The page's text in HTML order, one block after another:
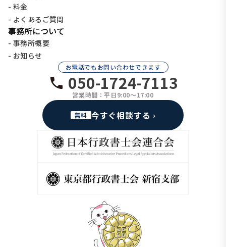
- 料金
- よくあるご質問
事務所について
- 事務所概要
- お知らせ
お電話でもお問い合わせできます
050-1724-7113
営業時間：平日9:00〜17:00
無料 今すぐ相談する